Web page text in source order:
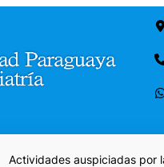
Actividades auspiciadas por